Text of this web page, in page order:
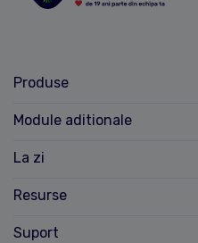
Produse
Module aditionale
La zi
Resurse
Suport